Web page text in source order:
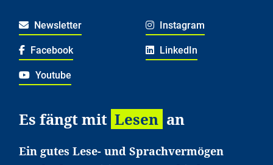
Newsletter Instagram
Facebook LinkedIn
Youtube
Es fängt mit Lesen an
Ein gutes Lese- und Sprachvermögen